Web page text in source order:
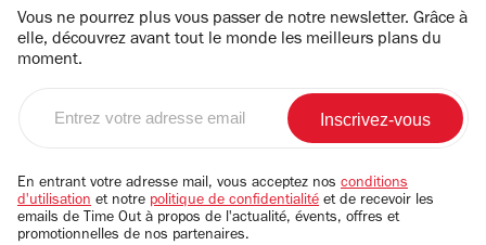
Vous ne pourrez plus vous passer de notre newsletter. Grâce à
elle, découvrez avant tout le monde les meilleurs plans du
moment.
email
En entrant votre adresse mail, vous acceptez nos conditions
d'utilisation et notre politique de confidentialité et de recevoir les
emails de Time Out à propos de l'actualité, évents, offres et
promotionnelles de nos partenaires.